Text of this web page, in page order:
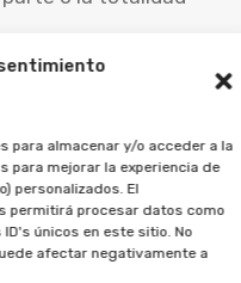
para almacenar y/o acceder a la
para mejorar la experiencia de
personalizados. El
permitirá procesar datos como
únicos en este sitio. No
afectar negativamente a
perjudicadas
su caso particular
demanda.